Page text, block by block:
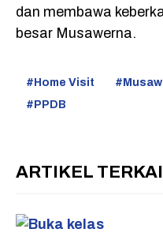
dan membawa
besar Musawerna.
Home Visit
PPDB
ARTIKEL